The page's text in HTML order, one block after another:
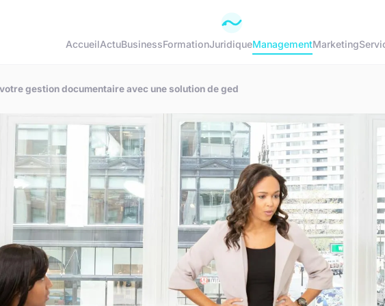
AccueilActuBusinessFormationJuridiqueManagementMarketing
gestion documentaire avec une solution de ged